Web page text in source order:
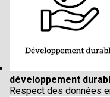
développement
Respect des données